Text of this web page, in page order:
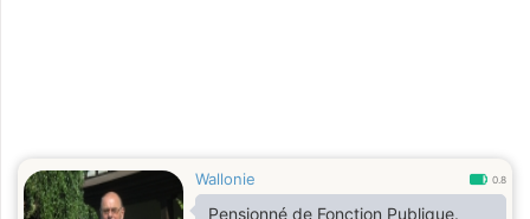
Wallonie 0.8
Pensionné de Fonction Publique.